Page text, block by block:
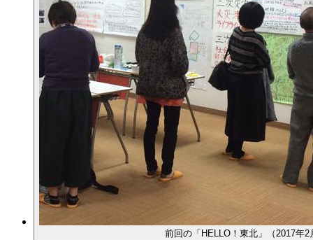
前回の「HELLO！東北」（2017年2